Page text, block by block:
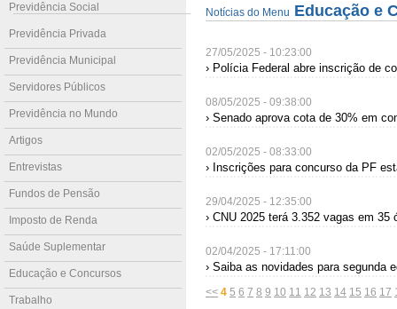
Previdência Social
Previdência Privada
Previdência Municipal
Servidores Públicos
Previdência no Mundo
Artigos
Entrevistas
Fundos de Pensão
Imposto de Renda
Saúde Suplementar
Educação e Concursos
Trabalho
Notícias do Menu Educação e
27/05/2025 - 10:23:00
› Polícia Federal abre inscrição de
08/05/2025 - 09:38:00
› Senado aprova cota de 30% em
02/05/2025 - 08:33:00
› Inscrições para concurso da PF
29/04/2025 - 12:35:00
› CNU 2025 terá 3.352 vagas em 35
02/04/2025 - 17:11:00
› Saiba as novidades para segunda
<< 4 5 6 7 8 9 10 11 12 13 14 15 16 17